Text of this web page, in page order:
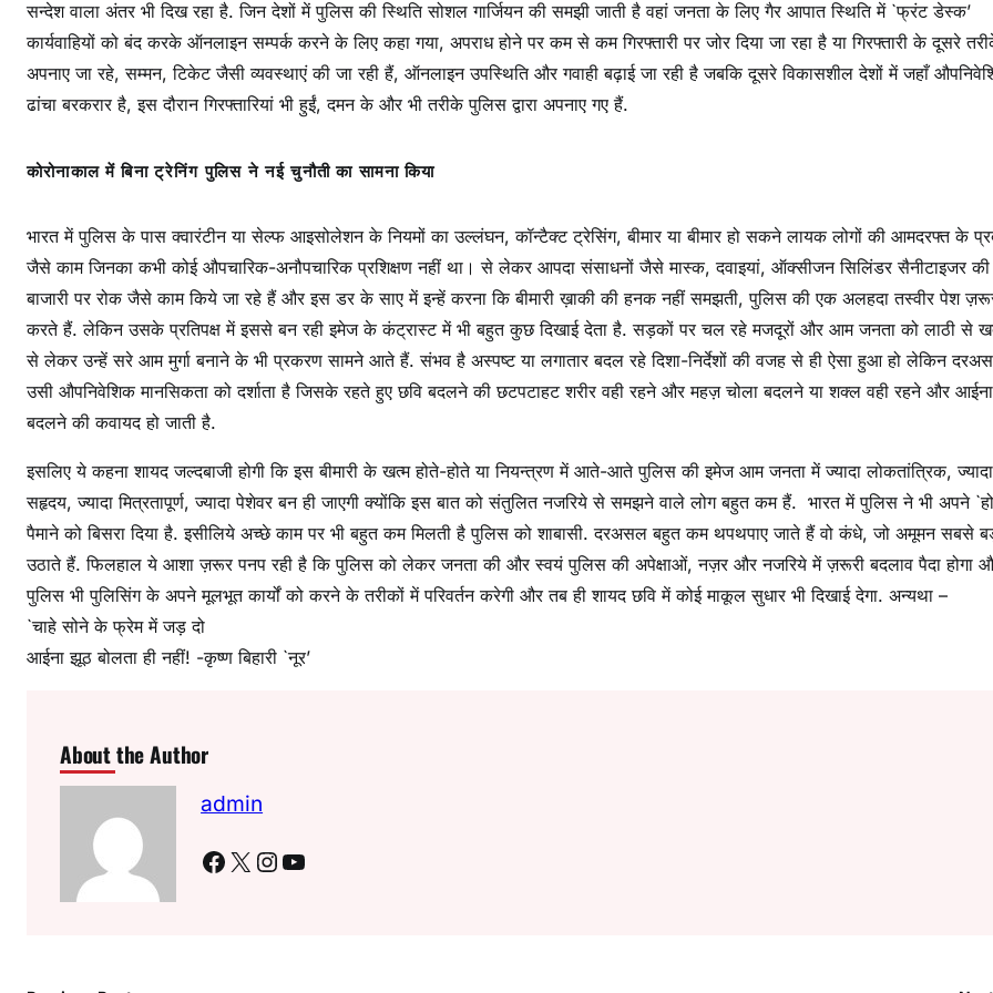
सन्देश वाला अंतर भी दिख रहा है. जिन देशों में पुलिस की स्थिति सोशल गार्जियन की समझी जाती है वहां जनता के लिए गैर आपात स्थिति में `फ्रंट डेस्क’
कार्यवाहियों को बंद करके ऑनलाइन सम्पर्क करने के लिए कहा गया, अपराध होने पर कम से कम गिरफ्तारी पर जोर दिया जा रहा है या गिरफ्तारी के दूसरे
अपनाए जा रहे, सम्मन, टिकेट जैसी व्यवस्थाएं की जा रही हैं, ऑनलाइन उपस्थिति और गवाही बढ़ाई जा रही है जबकि दूसरे विकासशील देशों में जहाँ
ढांचा बरकरार है, इस दौरान गिरफ्तारियां भी हुईं, दमन के और भी तरीके पुलिस द्वारा अपनाए गए हैं.
कोरोनाकाल में बिना ट्रेनिंग पुलिस ने नई चुनौती का सामना किया
भारत में पुलिस के पास क्वारंटीन या सेल्फ आइसोलेशन के नियमों का उल्लंघन, कॉन्टैक्ट ट्रेसिंग, बीमार या बीमार हो सकने लायक लोगों की आमदरफ्त के
जैसे काम जिनका कभी कोई औपचारिक-अनौपचारिक प्रशिक्षण नहीं था। से लेकर आपदा संसाधनों जैसे मास्क, दवाइयां, ऑक्सीजन सिलिंडर सैनीटाइजर की
बाजारी पर रोक जैसे काम किये जा रहे हैं और इस डर के साए में इन्हें करना कि बीमारी ख़ाकी की हनक नहीं समझती, पुलिस की एक अलहदा तस्वीर पेश
करते हैं. लेकिन उसके प्रतिपक्ष में इससे बन रही इमेज के कंट्रास्ट में भी बहुत कुछ दिखाई देता है. सड़कों पर चल रहे मजदूरों और आम जनता को लाठी से
से लेकर उन्हें सरे आम मुर्गा बनाने के भी प्रकरण सामने आते हैं. संभव है अस्पष्ट या लगातार बदल रहे दिशा-निर्देशों की वजह से ही ऐसा हुआ हो लेकिन
उसी औपनिवेशिक मानसिकता को दर्शाता है जिसके रहते हुए छवि बदलने की छटपटाहट शरीर वही रहने और महज़ चोला बदलने या शक्ल वही रहने और आईना
बदलने की कवायद हो जाती है.
इसलिए ये कहना शायद जल्दबाजी होगी कि इस बीमारी के खत्म होते-होते या नियन्त्रण में आते-आते पुलिस की इमेज आम जनता में ज्यादा लोकतांत्रिक, ज्यादा
सहृदय, ज्यादा मित्रतापूर्ण, ज्यादा पेशेवर बन ही जाएगी क्योंकि इस बात को संतुलित नजरिये से समझने वाले लोग बहुत कम हैं. भारत में पुलिस ने भी अपने
पैमाने को बिसरा दिया है. इसीलिये अच्छे काम पर भी बहुत कम मिलती है पुलिस को शाबासी. दरअसल बहुत कम थपथपाए जाते हैं वो कंधे, जो अमूमन सबसे
उठाते हैं. फिलहाल ये आशा ज़रूर पनप रही है कि पुलिस को लेकर जनता की और स्वयं पुलिस की अपेक्षाओं, नज़र और नजरिये में ज़रूरी बदलाव पैदा होगा
पुलिस भी पुलिसिंग के अपने मूलभूत कार्यों को करने के तरीकों में परिवर्तन करेगी और तब ही शायद छवि में कोई माकूल सुधार भी दिखाई देगा. अन्यथा –
`चाहे सोने के फ्रेम में जड़ दो
आईना झूठ बोलता ही नहीं! -कृष्ण बिहारी `नूर’
About the Author
admin
Facebook X Instagram YouTube